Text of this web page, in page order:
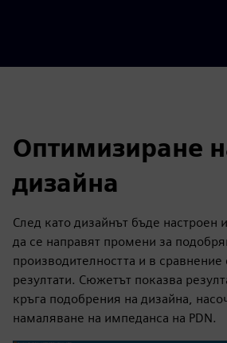
Оптимизиране
дизайна
След като дизайнът бъде настроен
да се направят промени за
производителността и в сравнение
резултати. Сюжетът показва
кръга подобрения на дизайна,
намаляване на импеданса на PDN.